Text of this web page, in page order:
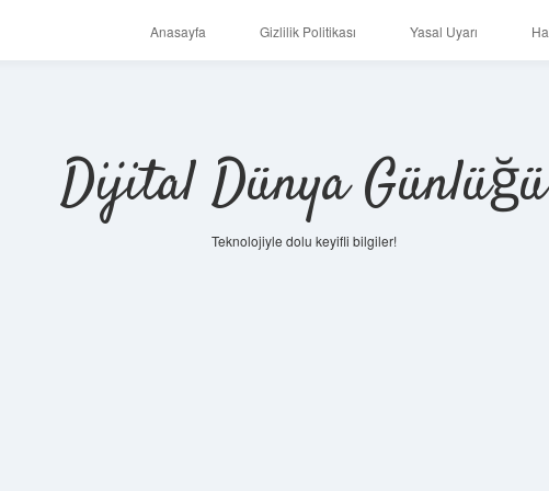
Anasayfa Gizlilik Politikası Yasal Uyarı
Dijital Dünya Günlüğü
Teknolojiyle dolu keyifli bilgiler!